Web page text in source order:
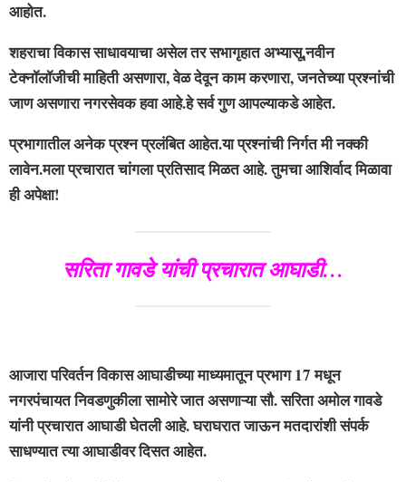
आहोत.
शहराचा विकास साधावयाचा असेल तर सभागृहात अभ्यासू,नवीन
टेक्नॉलॉजीची माहिती असणारा, वेळ देवून काम करणारा, जनतेच्या प्रश्नांची
जाण असणारा नगरसेवक हवा आहे.हे सर्व गुण आपल्याकडे आहेत.
प्रभागातील अनेक प्रश्न प्रलंबित आहेत.या प्रश्नांची निर्गत मी नक्की
लावेन.मला प्रचारात चांगला प्रतिसाद मिळत आहे. तुमचा आशिर्वाद मिळावा
ही अपेक्षा!
सरिता गावडे यांची प्रचारात आघाडी…
आजारा परिवर्तन विकास आघाडीच्या माध्यमातून प्रभाग 17 मधून
नगरपंचायत निवडणुकीला सामोरे जात असणाऱ्या सौ. सरिता अमोल गावडे
यांनी प्रचारात आघाडी घेतली आहे. घराघरात जाऊन मतदारांशी संपर्क
साधण्यात त्या आघाडीवर दिसत आहेत.